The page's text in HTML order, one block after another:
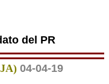
del PR
04-04-19